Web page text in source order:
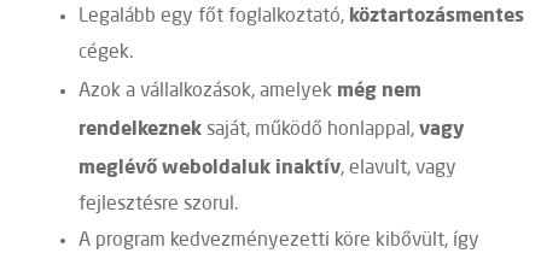
Legalább egy főt foglalkoztató, köztartozásmentes
cégek.
Azok a vállalkozások, amelyek még nem
rendelkeznek saját, működő honlappal, vagy
meglévő weboldaluk inaktív, elavult, vagy
fejlesztésre szorul.
A program kedvezményezetti köre kibővült, így